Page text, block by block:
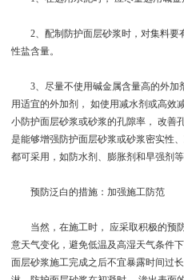
2、配制防护面层砂浆时，对集料要
性盐含量。
3、尽量不使用碱金属含量高的外加
用适宜的外加剂， 如使用减水剂或高效
小防护面层砂浆或砂浆的孔隙率， 改善
是能够增强防护面层砂浆或砂浆密实性
都可采用，如防水剂、膨胀剂和早强剂等
预防泛白的措施：加强施工防范
当然，在施工时， 应采取积极的预
意天气变化，避免低温及高湿天气条件
面层砂浆施工完成之后不宜暴露时间过